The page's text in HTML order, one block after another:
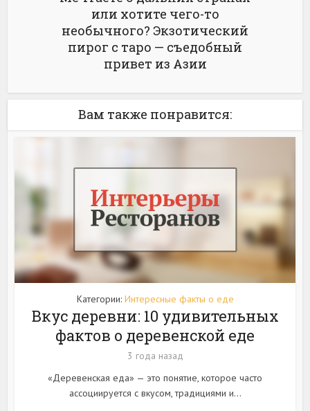
или хотите чего-то
необычного? Экзотический
пирог с таро — съедобный
привет из Азии
Вам также понравится:
Категории: Интересные факты о еде
Вкус деревни: 10 удивительных
фактов о деревенской еде
3 года назад
«Деревенская еда» — это понятие, которое часто
ассоциируется с вкусом, традициями и...